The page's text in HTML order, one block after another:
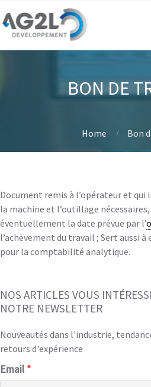
BON DE
Home Bon
Document remis à l’opérateur et qui
la machine et l’outillage
éventuellement la date prévue par l’
l’achèvement du travail ; Sert aussi
pour la comptabilité analytique.
NOS ARTICLES VOUS
NOTRE NEWSLETTER
Nouveautés dans l'industrie,
retours d'expérience
Email